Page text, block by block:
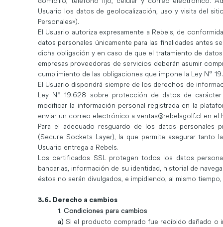
Usuario los datos de geolocalización, uso y visita del
Personales»).
El Usuario autoriza expresamente a Rebels, de
datos personales únicamente para las finalidades antes
dicha obligación y en caso de que el tratamiento de
empresas proveedoras de servicios deberán asumir
cumplimiento de las obligaciones que impone la Ley N°
El Usuario dispondrá siempre de los derechos de
Ley N° 19.628 sobre protección de datos de
modificar la información personal registrada en la
enviar un correo electrónico a ventas@rebelsgolf.cl en el
Para el adecuado resguardo de los datos personales
(Secure Sockets Layer), la que permite asegurar
Usuario entrega a Rebels.
Los certificados SSL protegen todos los datos
bancarias, información de su identidad, historial de
éstos no serán divulgados, e impidiendo, al mismo
3.6. Derecho a cambios
1. Condiciones para cambios
a) Si el producto comprado fue recibido dañado o